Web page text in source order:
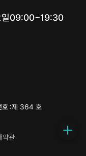
일09:00~19:30
호 :제 364 호
약관